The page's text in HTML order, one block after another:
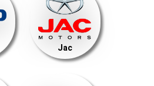
Jac